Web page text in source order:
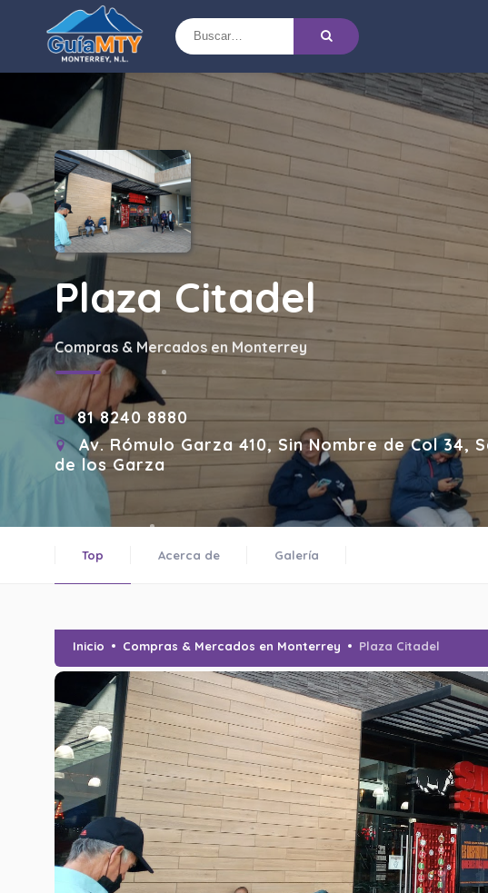
Plaza Citadel
Compras & Mercados en Monterrey
81 8240 8880
Av. Rómulo Garza 410, Sin Nombre de Col 34,
de los Garza
Top Acerca de Galería
Inicio Compras & Mercados en Monterrey Plaza Citadel